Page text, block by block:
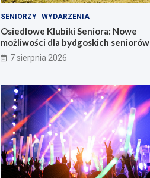
SENIORZY WYDARZENIA
Osiedlowe Klubiki Seniora: Nowe
możliwości dla bydgoskich seniorów
7 sierpnia 2026